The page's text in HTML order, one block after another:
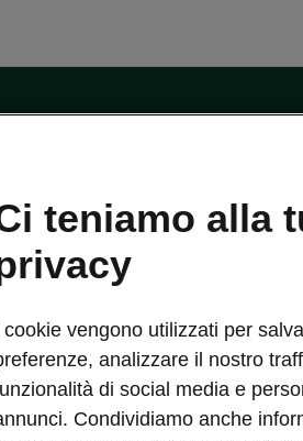
Configurator Rete Škoda
teniamo alla
cookie vengono utilizzati per
analizzare il nostro
di social media e
Condividiamo anche